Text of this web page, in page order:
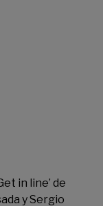
in line’ de
y Sergio